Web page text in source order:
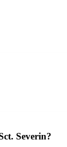
Severin?